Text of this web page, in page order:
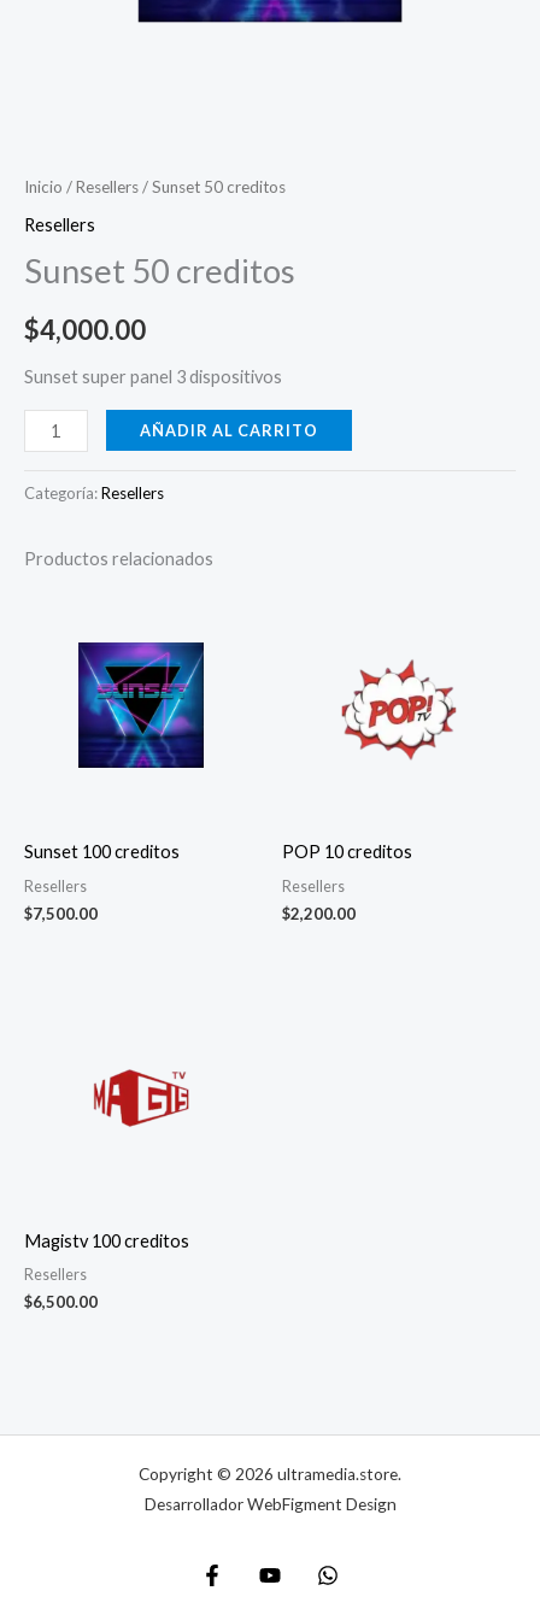
Inicio /Resellers/ Sunset 50 creditos
Resellers
Sunset 50 creditos
$4,000.00
Sunset super panel 3 dispositivos
AÑADIR AL CARRITO
Categoría:Resellers
Productos relacionados
Sunset 100 creditos
Resellers
$7,500.00
POP 10 creditos
Resellers
$2,200.00
Magistv 100 creditos
Resellers
$6,500.00
Copyright © 2026 ultramedia.store.
Desarrollador WebFigment Design